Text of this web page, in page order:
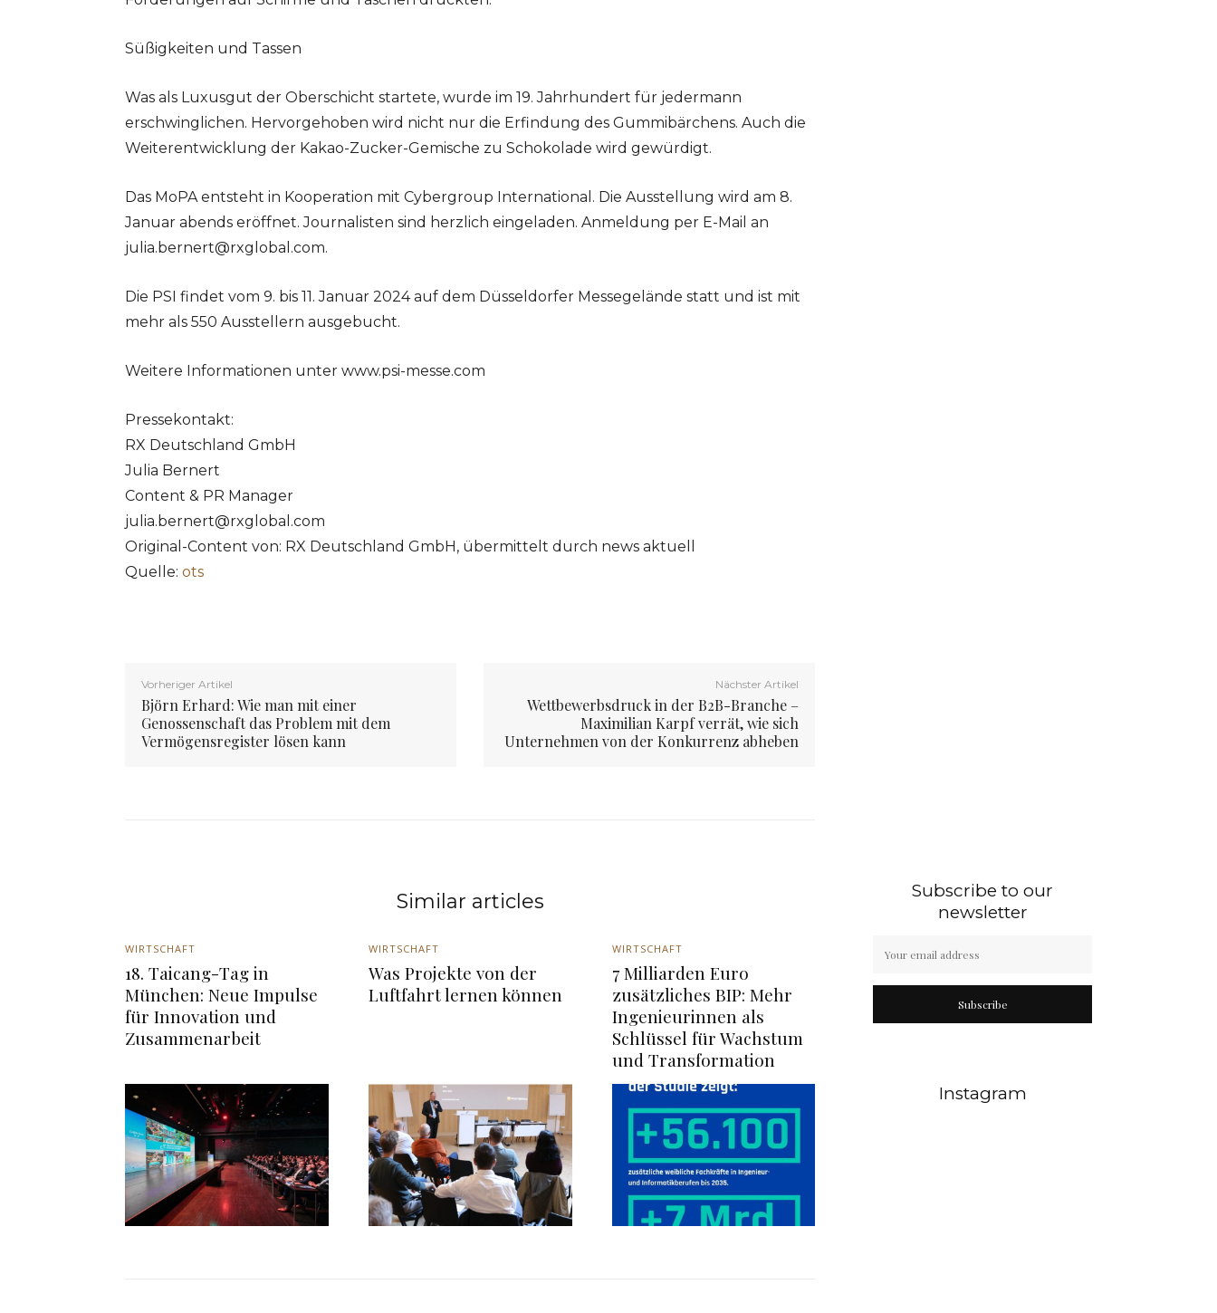
Süßigkeiten und Tassen
Was als Luxusgut der Oberschicht startete, wurde im 19. Jahrhundert für jedermann
erschwinglichen. Hervorgehoben wird nicht nur die Erfindung des Gummibärchens. Auch die
Weiterentwicklung der Kakao-Zucker-Gemische zu Schokolade wird gewürdigt.
Das MoPA entsteht in Kooperation mit Cybergroup International. Die Ausstellung wird am 8.
Januar abends eröffnet. Journalisten sind herzlich eingeladen. Anmeldung per E-Mail an
julia.bernert@rxglobal.com.
Die PSI findet vom 9. bis 11. Januar 2024 auf dem Düsseldorfer Messegelände statt und ist mit
mehr als 550 Ausstellern ausgebucht.
Weitere Informationen unter www.psi-messe.com
Pressekontakt:
RX Deutschland GmbH
Julia Bernert
Content & PR Manager
julia.bernert@rxglobal.com
Original-Content von: RX Deutschland GmbH, übermittelt durch news aktuell
Quelle: ots
Vorheriger Artikel
Björn Erhard: Wie man mit einer
Genossenschaft das Problem mit dem
Vermögensregister lösen kann
Nächster Artikel
Wettbewerbsdruck in der B2B-Branche –
Maximilian Karpf verrät, wie sich
Unternehmen von der Konkurrenz abheben
Similar articles
WIRTSCHAFT
18. Taicang-Tag in
München: Neue Impulse
für Innovation und
Zusammenarbeit
WIRTSCHAFT
Was Projekte von der
Luftfahrt lernen können
WIRTSCHAFT
7 Milliarden Euro
zusätzliches BIP: Mehr
Ingenieurinnen als
Schlüssel für Wachstum
und Transformation
Subscribe to our
newsletter
Subscribe
Instagram